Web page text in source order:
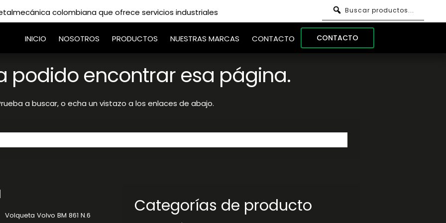
colombiana que ofrece servicios industriales Buscar productos...
INICIO NOSOTROS PRODUCTOS NUESTRAS MARCAS CONTACTO CONTACTO
podido encontrar esa página.
a buscar, o echa un vistazo a los enlaces de abajo.
Categorías de producto